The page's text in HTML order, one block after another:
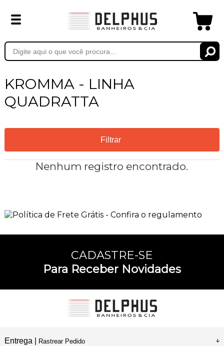
KROMMA - LINHA
QUADRATTA
Filtrar
Nenhum registro encontrado.
CADASTRE-SE
Para Receber Novidades
Entrega | Rastrear Pedido